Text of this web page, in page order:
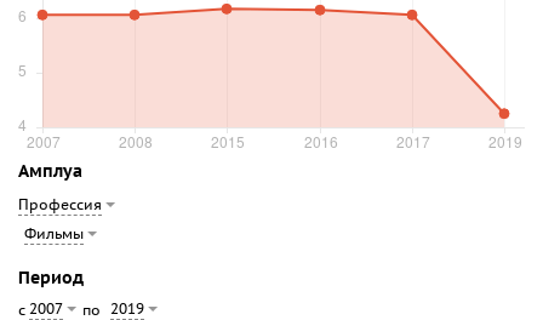
Амплуа
Профессия
Фильмы
Период
с 2007 по 2019